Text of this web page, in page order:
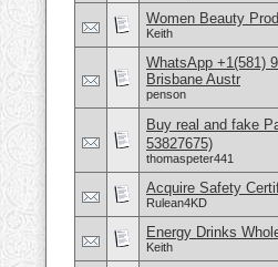
Women Beauty
Keith
WhatsApp +1(581)
Brisbane Austr
penson
Buy real and fake
53827675)
thomaspeter441
Acquire Safety
Rulean4KD
Energy Drinks
Keith